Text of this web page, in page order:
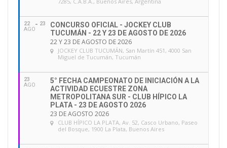
22
AGO
23
CONCURSO OFICIAL - JOCKEY CLUB
TUCUMÁN - 22 Y 23 DE AGOSTO DE 2026
22 Y 23 DE AGOSTO DE 2026
JOCKEY CLUB TUCUMÁN, San Martín 451, 4000 San
Miguel de Tucumán, Tucumán
23
AGO
5° FECHA CAMPEONATO DE INICIACIÓN A LA
ACTIVIDAD ECUESTRE ZONA
METROPOLITANA SUR - CLUB HÍPICO LA
PLATA - 23 DE AGOSTO 2026
23 DE AGOSTO 2026
CLUB HÍPICO LA PLATA, Av. 52, Casco Urbano, Paseo
del Bosque, 1900 La Plata, Buenos Aires